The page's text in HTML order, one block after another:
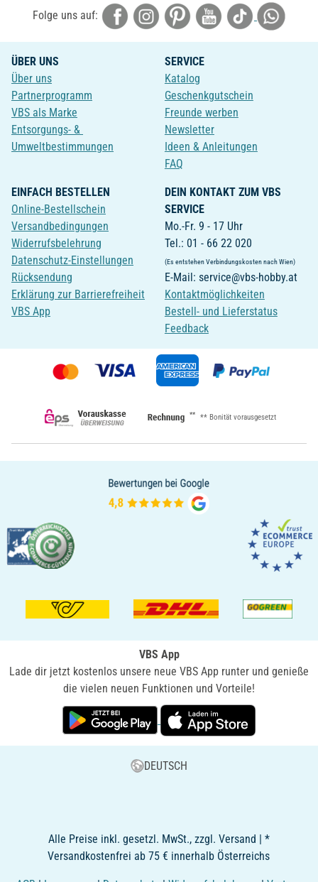
Folge uns auf:
ÜBER UNS
Über uns
Partnerprogramm
VBS als Marke
Entsorgungs- &
Umweltbestimmungen
SERVICE
Katalog
Geschenkgutschein
Freunde werben
Newsletter
Ideen & Anleitungen
FAQ
EINFACH BESTELLEN
Online-Bestellschein
Versandbedingungen
Widerrufsbelehrung
Datenschutz-Einstellungen
Rücksendung
Erklärung zur Barrierefreiheit
VBS App
DEIN KONTAKT ZUM VBS
SERVICE
Mo.-Fr. 9 - 17 Uhr
Tel.: 01 - 66 22 020
(Es entstehen Verbindungskosten nach Wien)
E-Mail: service@vbs-hobby.at
Kontaktmöglichkeiten
Bestell- und Lieferstatus
Feedback
** ** Bonität vorausgesetzt
VBS App
Lade dir jetzt kostenlos unsere neue VBS App runter und genieße
die vielen neuen Funktionen und Vorteile!
DEUTSCH
Alle Preise inkl. gesetzl. MwSt., zzgl. Versand | *
Versandkostenfrei ab 75 € innerhalb Österreichs